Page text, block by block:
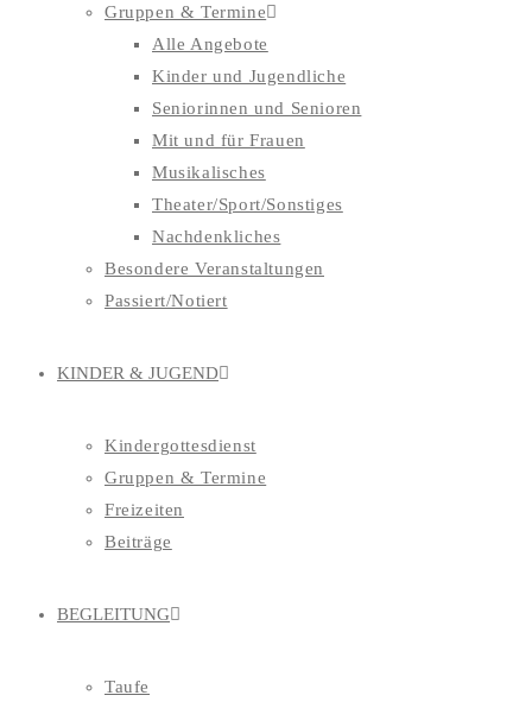
Gruppen & Termine
Alle Angebote
Kinder und Jugendliche
Seniorinnen und Senioren
Mit und für Frauen
Musikalisches
Theater/Sport/Sonstiges
Nachdenkliches
Besondere Veranstaltungen
Passiert/Notiert
KINDER & JUGEND
Kindergottesdienst
Gruppen & Termine
Freizeiten
Beiträge
BEGLEITUNG
Taufe